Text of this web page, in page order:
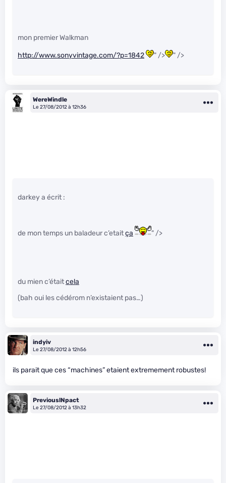
mon premier Walkman
http://www.sonyvintage.com/?p=1842 " /> " />
WereWindle
Le 27/08/2012 à 12h36
darkey a écrit :
de mon temps un baladeur c’etaitça " />
du mien c’étaitcela
(bah oui les cédérom n’existaient pas…)
indyiv
Le 27/08/2012 à 12h56
ils parait que ces “machines” etaient extremement robustes!
PreviouslNpact
Le 27/08/2012 à 13h32